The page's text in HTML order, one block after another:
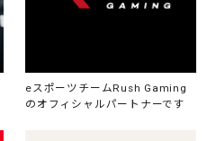
eスポーツチームRush Gaming
のオフィシャルパートナーです